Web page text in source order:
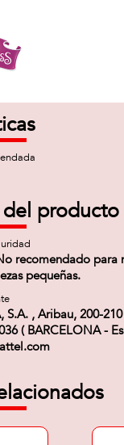
producto
recomendado para
pequeñas.
S.A. , Aribau, 200-
( BARCELONA -